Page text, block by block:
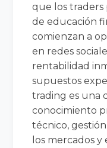
que los traders
de educación
comienzan a
en redes
rentabilidad
supuestos
trading es una
conocimiento
técnico,
los mercados y